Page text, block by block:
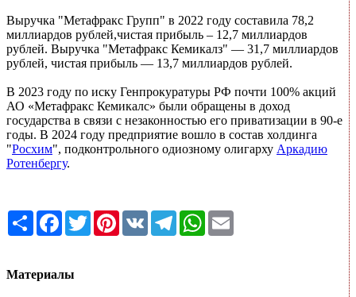
Выручка "Метафракс Групп" в 2022 году составила 78,2
миллиардов рублей,чистая прибыль – 12,7 миллиардов
рублей. Выручка "Метафракс Кемикалз" — 31,7 миллиардов
рублей, чистая прибыль — 13,7 миллиардов рублей.
В 2023 году по иску Генпрокуратуры РФ почти 100% акций
АО «Метафракс Кемикалс» были обращены в доход
государства в связи с незаконностью его приватизации в 90-е
годы. В 2024 году предприятие вошло в состав холдинга
"Росхим", подконтрольного одиозному олигарху Аркадию
Ротенбергу.
Share Facebook
TwitterPinterest
VK TelegramWhatsApp
Материалы